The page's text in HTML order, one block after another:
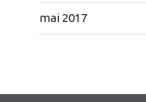
mai 2017